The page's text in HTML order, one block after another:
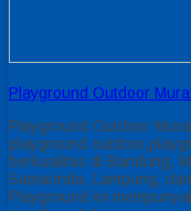
Playground Outdoor
Playground Outdoor
playground
berkualitas di Bandung,
Samarinda, Lampung,
Playground ini